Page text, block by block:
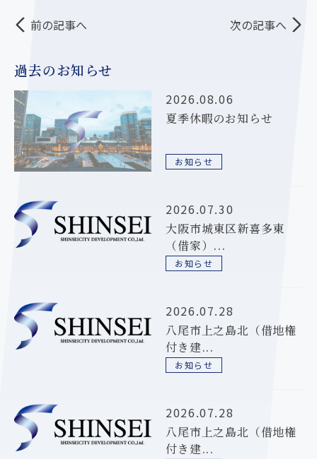
前の記事へ 次の記事へ
過去のお知らせ
2026.08.06
夏季休暇のお知らせ
お知らせ
2026.07.30
大阪市城東区新喜多東
（借家）...
お知らせ
2026.07.28
八尾市上之島北（借地権
付き建...
お知らせ
2026.07.28
八尾市上之島北（借地権
付き建...